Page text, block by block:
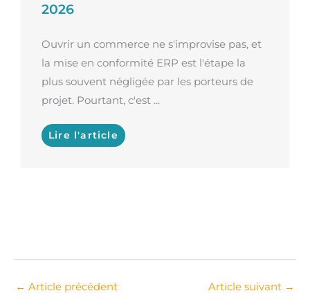
2026
Ouvrir un commerce ne s'improvise pas, et
la mise en conformité ERP est l'étape la
plus souvent négligée par les porteurs de
projet. Pourtant, c'est ...
Lire l'article
← Article précédent Article suivant →